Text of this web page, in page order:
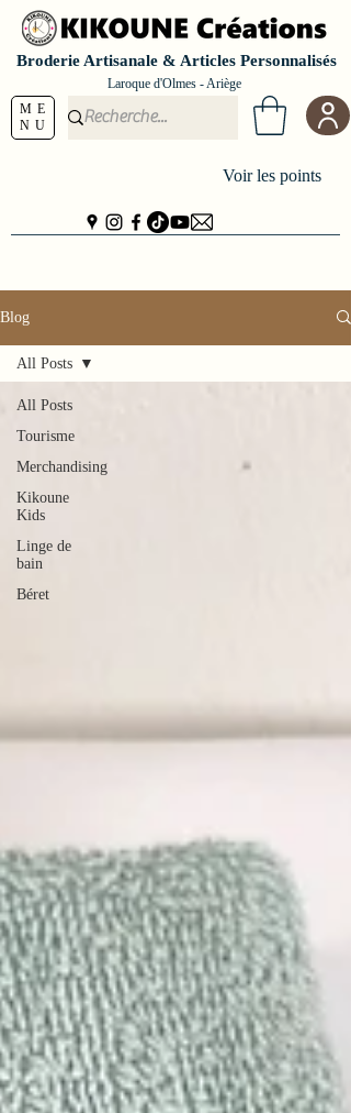
Broderie Artisanale & Articles Personnalisés
Laroque d'Olmes - Ariège
ME
NU
Voir les points
Blog
All Posts
Tourisme
Merchandising
Kikoune
Kids
Linge de
bain
Béret
All Posts